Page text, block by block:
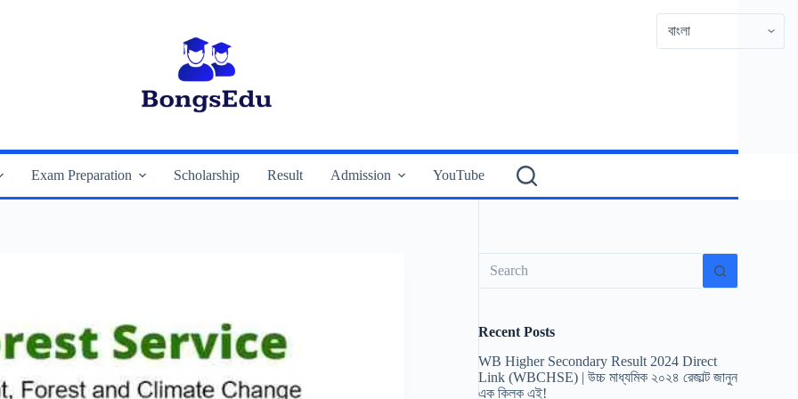
Exam Preparation Scholarship Result Admission YouTube
results
Recent Posts
WB Higher Secondary Result 2024 Direct
Link (WBCHSE) | উচ্চ মাধ্যমিক ২০২৪ রেজাল্ট জানুন
এক ক্লিক এই!